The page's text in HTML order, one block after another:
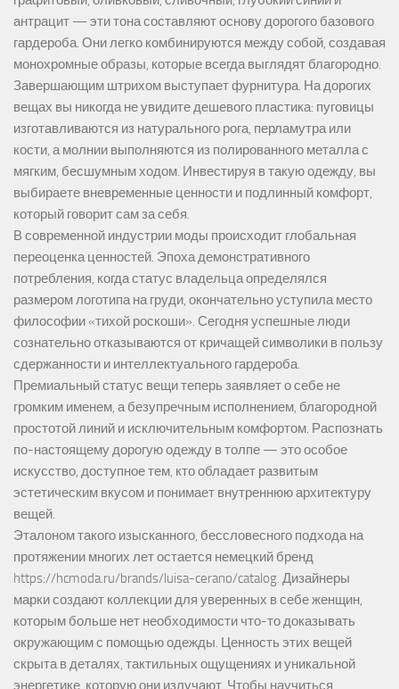
антрацит — эти тона составляют основу дорогого базового
гардероба. Они легко комбинируются между собой, создавая
монохромные образы, которые всегда выглядят благородно.
Завершающим штрихом выступает фурнитура. На дорогих
вещах вы никогда не увидите дешевого пластика: пуговицы
изготавливаются из натурального рога, перламутра или
кости, а молнии выполняются из полированного металла с
мягким, бесшумным ходом. Инвестируя в такую одежду, вы
выбираете вневременные ценности и подлинный комфорт,
который говорит сам за себя.
В современной индустрии моды происходит глобальная
переоценка ценностей. Эпоха демонстративного
потребления, когда статус владельца определялся
размером логотипа на груди, окончательно уступила место
философии «тихой роскоши». Сегодня успешные люди
сознательно отказываются от кричащей символики в пользу
сдержанности и интеллектуального гардероба.
Премиальный статус вещи теперь заявляет о себе не
громким именем, а безупречным исполнением, благородной
простотой линий и исключительным комфортом. Распознать
по-настоящему дорогую одежду в толпе — это особое
искусство, доступное тем, кто обладает развитым
эстетическим вкусом и понимает внутреннюю архитектуру
вещей.
Эталоном такого изысканного, бессловесного подхода на
протяжении многих лет остается немецкий бренд
https://hcmoda.ru/brands/luisa-cerano/catalog. Дизайнеры
марки создают коллекции для уверенных в себе женщин,
которым больше нет необходимости что-то доказывать
окружающим с помощью одежды. Ценность этих вещей
скрыта в деталях, тактильных ощущениях и уникальной